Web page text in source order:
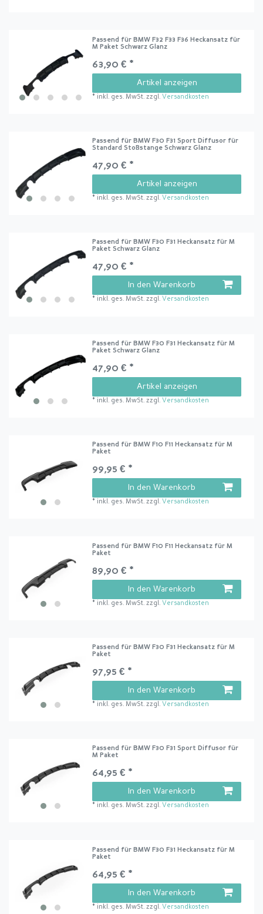
Passend für BMW F32 F33 F36 Heckansatz für
M Paket Schwarz Glanz
63,90 € *
Artikel anzeigen
* inkl. ges. MwSt. zzgl. Versandkosten
Passend für BMW F30 F31 Sport Diffusor für
Standard Stoßstange Schwarz Glanz
47,90 € *
Artikel anzeigen
* inkl. ges. MwSt. zzgl. Versandkosten
Passend für BMW F30 F31 Heckansatz für M
Paket Schwarz Glanz
47,90 € *
In den Warenkorb
* inkl. ges. MwSt. zzgl. Versandkosten
Passend für BMW F30 F31 Heckansatz für M
Paket Schwarz Glanz
47,90 € *
Artikel anzeigen
* inkl. ges. MwSt. zzgl. Versandkosten
Passend für BMW F10 F11 Heckansatz für M
Paket
99,95 € *
In den Warenkorb
* inkl. ges. MwSt. zzgl. Versandkosten
Passend für BMW F10 F11 Heckansatz für M
Paket
89,90 € *
In den Warenkorb
* inkl. ges. MwSt. zzgl. Versandkosten
Passend für BMW F30 F31 Heckansatz für M
Paket
97,95 € *
In den Warenkorb
* inkl. ges. MwSt. zzgl. Versandkosten
Passend für BMW F30 F31 Sport Diffusor für
M Paket
64,95 € *
In den Warenkorb
* inkl. ges. MwSt. zzgl. Versandkosten
Passend für BMW F30 F31 Heckansatz für M
Paket
64,95 € *
In den Warenkorb
* inkl. ges. MwSt. zzgl. Versandkosten